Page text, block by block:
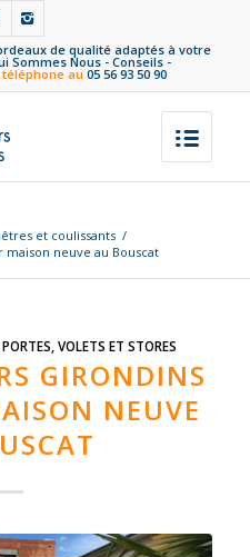
de qualité adaptés à votre
Sommes Nous -Conseils -
au 05 56 93 50 90
et coulissants /
maison neuve au Bouscat
,PORTES ,VOLETS ET STORES
GIRONDINS
NEUVE